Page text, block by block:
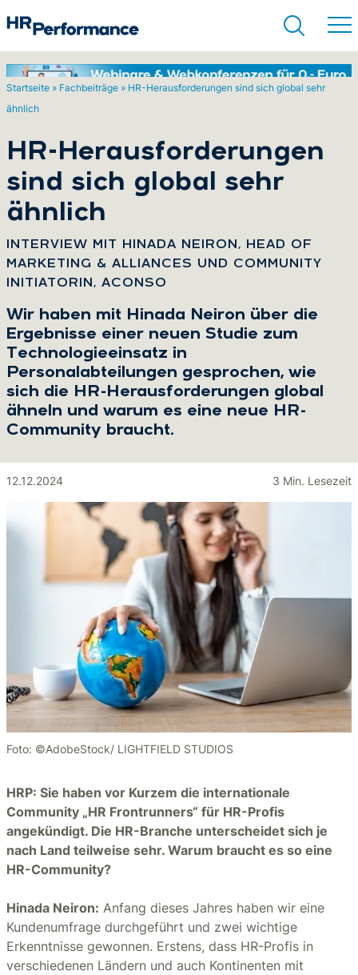
Startseite » Fachbeiträge » HR-Herausforderungen sind sich global sehr
ähnlich
HR-Herausforderungen
sind sich global sehr
ähnlich
INTERVIEW MIT HINADA NEIRON, HEAD OF
MARKETING & ALLIANCES UND COMMUNITY
INITIATORIN, ACONSO
Wir haben mit Hinada Neiron über die
Ergebnisse einer neuen Studie zum
Technologieeinsatz in
Personalabteilungen gesprochen, wie
sich die HR-Herausforderungen global
ähneln und warum es eine neue HR-
Community braucht.
12.12.2024 3 Min. Lesezeit
Foto: ©AdobeStock/ LIGHTFIELD STUDIOS
HRP: Sie haben vor Kurzem die internationale
Community „HR Frontrunners“ für HR-Profis
angekündigt. Die HR-Branche unterscheidet sich je
nach Land teilweise sehr. Warum braucht es so eine
HR-Community?
Hinada Neiron: Anfang dieses Jahres haben wir eine
Kundenumfrage durchgeführt und zwei wichtige
Erkenntnisse gewonnen. Erstens, dass HR-Profis in
verschiedenen Ländern und auch Kontinenten mit